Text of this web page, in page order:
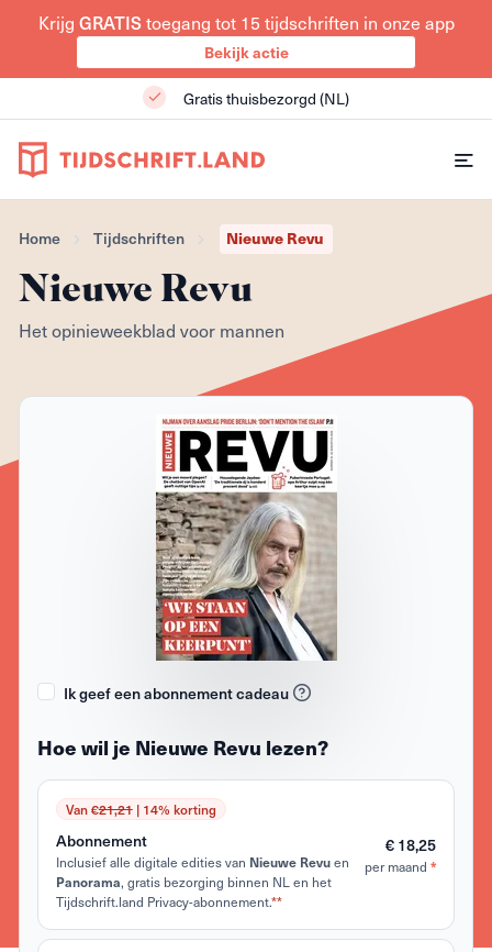
Krijg GRATIStoegang tot 15 tijdschriften in onze app
Bekijk actie
Gratis thuisbezorgd (NL)
Home Tijdschriften Nieuwe Revu
Nieuwe Revu
Het opinieweekblad voor mannen
Ik geef een abonnement cadeau
Hoe wil je Nieuwe Revu lezen?
Van €21,21| 14% korting
Abonnement
Inclusief alle digitale edities van Nieuwe Revuen
Panorama, gratis bezorging binnen NL en het
Tijdschrift.land Privacy-abonnement.**
€ 18,25
per maand *